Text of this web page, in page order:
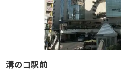
溝の口駅前